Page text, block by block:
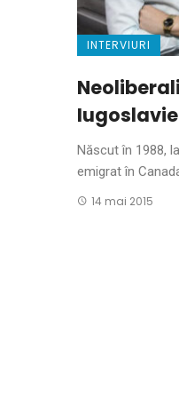
INTERVIURI
Iugoslavie
Născut în 1988,
emigrat în
14 mai 2015